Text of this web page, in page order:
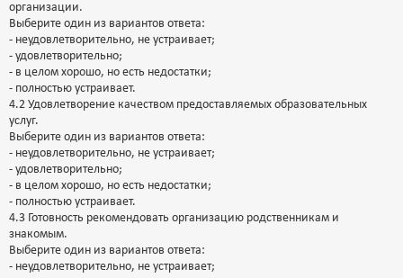
организации.
Выберите один из вариантов ответа:
- неудовлетворительно, не устраивает;
- удовлетворительно;
- в целом хорошо, но есть недостатки;
- полностью устраивает.
4.2 Удовлетворение качеством предоставляемых образовательных
услуг.
Выберите один из вариантов ответа:
- неудовлетворительно, не устраивает;
- удовлетворительно;
- в целом хорошо, но есть недостатки;
- полностью устраивает.
4.3 Готовность рекомендовать организацию родственникам и
знакомым.
Выберите один из вариантов ответа:
- неудовлетворительно, не устраивает;